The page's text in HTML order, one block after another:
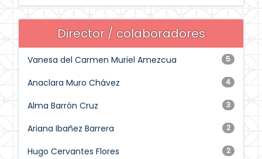
Director / colaboradores
5
Vanesa del Carmen Muriel Amezcua
4
Anaclara Muro Chávez
3
Alma Barrón Cruz
2
Ariana Ibañez Barrera
2
Hugo Cervantes Flores